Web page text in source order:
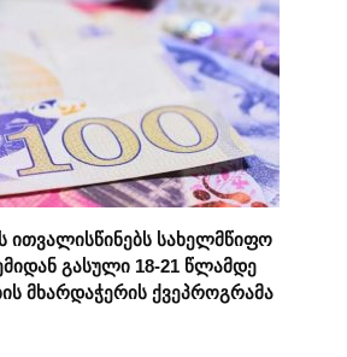
ითვალისწინებს სახელმწიფო
გასული 18-21 წლამდე
მხარდაჭერის ქვეპროგრამა